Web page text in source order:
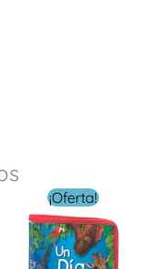
¡Oferta!
El
precio
original
era:
$ 249.00.